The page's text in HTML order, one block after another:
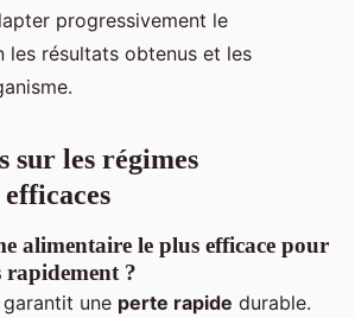
progressivement le
les résultats obtenus et les
sur les régimes
alimentaire le plus efficace pour
?
une perte rapide durable.